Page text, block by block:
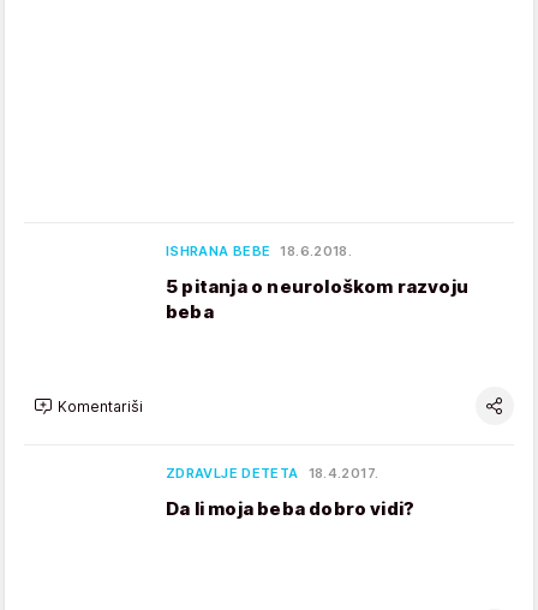
ISHRANA BEBE 18.6.2018.
5 pitanja o neurološkom razvoju
beba
Komentariši
ZDRAVLJE DETETA 18.4.2017.
Da li moja beba dobro vidi?